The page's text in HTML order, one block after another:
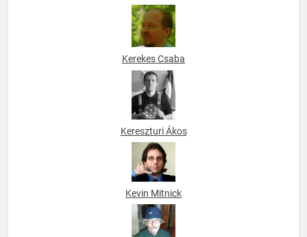
Kerek Sára
Kerekes Csaba
Kereszturi Ákos
Kevin Mitnick